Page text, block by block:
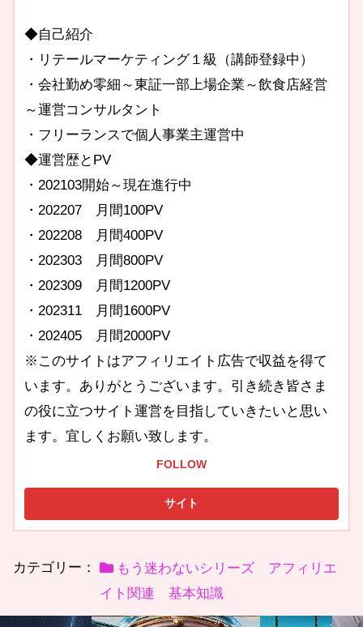
◆自己紹介
・リテールマーケティング１級（講師登録中）
・会社勤め零細～東証一部上場企業～飲食店経営
～運営コンサルタント
・フリーランスで個人事業主運営中
◆運営歴とPV
・202103開始～現在進行中
・202207 月間100PV
・202208 月間400PV
・202303 月間800PV
・202309 月間1200PV
・202311 月間1600PV
・202405 月間2000PV
※このサイトはアフィリエイト広告で収益を得て
います。ありがとうございます。引き続き皆さま
の役に立つサイト運営を目指していきたいと思い
ます。宜しくお願い致します。
FOLLOW
カテゴリー：
もう迷わないシリーズ アフィリエ
イト関連 基本知識